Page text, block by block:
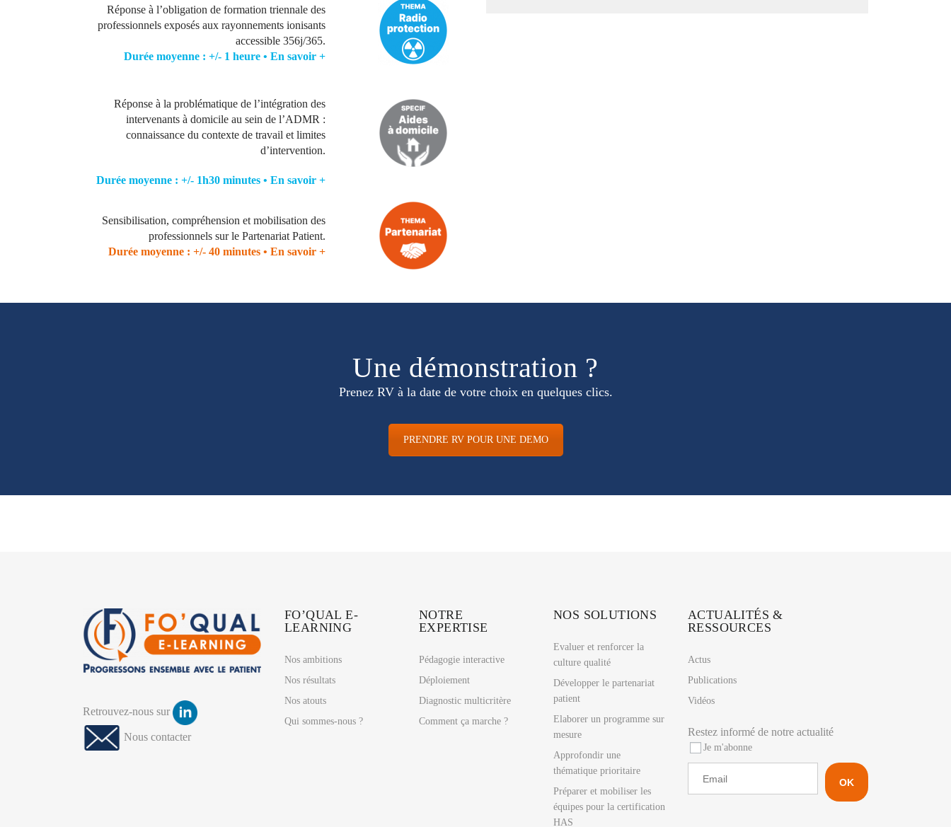
Réponse à l’obligation de formation triennale des
professionnels exposés aux rayonnements ionisants
accessible 356j/365.
Durée moyenne : +/- 1 heure •En savoir +
Réponse à la problématique de l’intégration des
intervenants à domicile au sein de l’ADMR :
connaissance du contexte de travail et limites
d’intervention.
Duréemoyenne : +/- 1h30 minutes •En savoir +
Sensibilisation, compréhension et mobilisation des
professionnels sur le Partenariat Patient.
Durée moyenne : +/- 40 minutes •En savoir +
Une démonstration ?
Prenez RV à la date de votre choix en quelques clics.
PRENDRE RV POUR UNE DEMO
Retrouvez-nous sur
Nous contacter
FO’QUAL E-
LEARNING
Nos ambitions
Nos résultats
Nos atouts
Qui sommes-nous ?
NOTRE
EXPERTISE
Pédagogie interactive
Déploiement
Diagnostic multicritère
Comment ça marche ?
NOS SOLUTIONS
Evaluer et renforcer la
culture qualité
Développer le partenariat
patient
Elaborer un programme sur
mesure
Approfondir une
thématique prioritaire
Préparer et mobiliser les
équipes pour la certification
HAS
ACTUALITÉS &
RESSOURCES
Actus
Publications
Vidéos
Restez informé de notre actualité
Je m'abonne